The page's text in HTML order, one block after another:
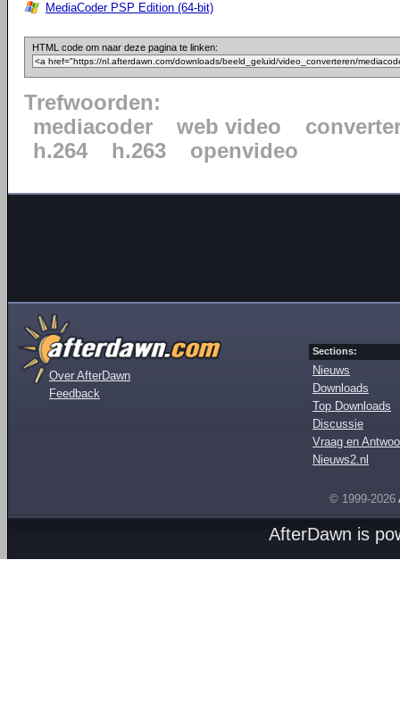
MediaCoder PSP Edition (64-bit)
HTML code om naar deze pagina te linken:
Trefwoorden:
mediacoder
web video
h.264
h.263 openvideo
Over AfterDawn
Feedback
Sections:
Nieuws
Downloads
Top Downloads
Discussie
Vraag en
Nieuws2.nl
© 1999-2026
AfterDawn is